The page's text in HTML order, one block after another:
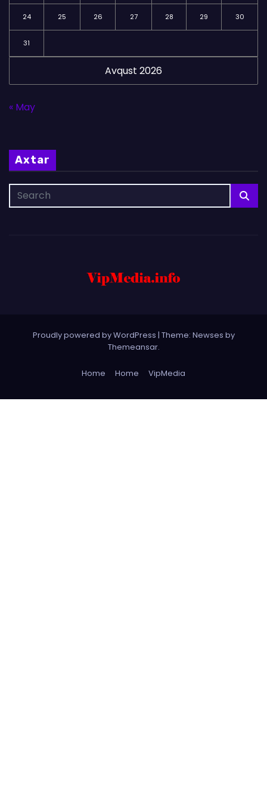
Avqust 2026
24 25 26 27 28 29 30
31
« May
Axtar
Proudly powered by WordPress | Theme: Newses by
Themeansar.
Home Home VipMedia